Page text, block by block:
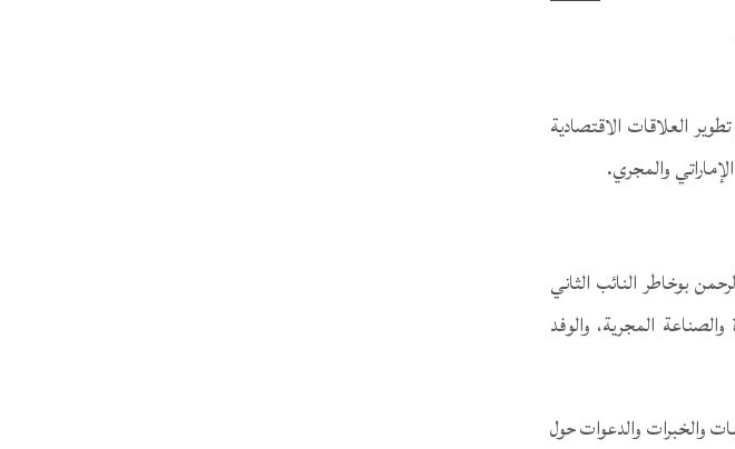
العلاقات الاقتصادية
والمجري.
بوخاطر النائب الثاني
المجرية، والوفد
والخبرات والدعوات حول